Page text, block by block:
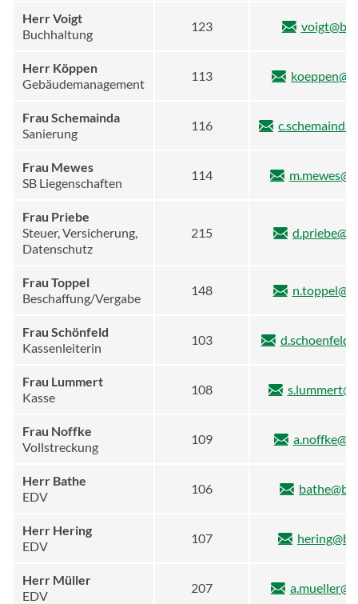
Herr Voigt
Buchhaltung
123
Herr Köppen
Gebäudemanagement
113
Frau Schemainda
Sanierung
116
Frau Mewes
SB Liegenschaften
114
Frau Priebe
Steuer, Versicherung,
Datenschutz
215
Frau Toppel
Beschaffung/Vergabe
148
Frau Schönfeld
Kassenleiterin
103
Frau Lummert
Kasse
108
Frau Noffke
Vollstreckung
109
Herr Bathe
EDV
106
Herr Hering
EDV
107
Herr Müller
EDV
207